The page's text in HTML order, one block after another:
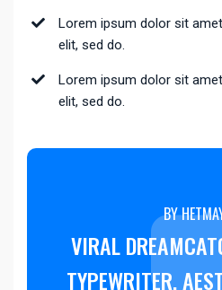
Lorem ipsum dolor sit
elit, sed do.
Lorem ipsum dolor sit
elit, sed do.
BY
VIRAL
TYPEWRITER,